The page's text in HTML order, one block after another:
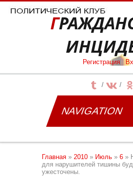
ГРАЖДАНСКИЙ
Регистрация
NAVIGATION
Главная » 2010 » Июль » 6 »
для нарушителей тишины
ужесточены.